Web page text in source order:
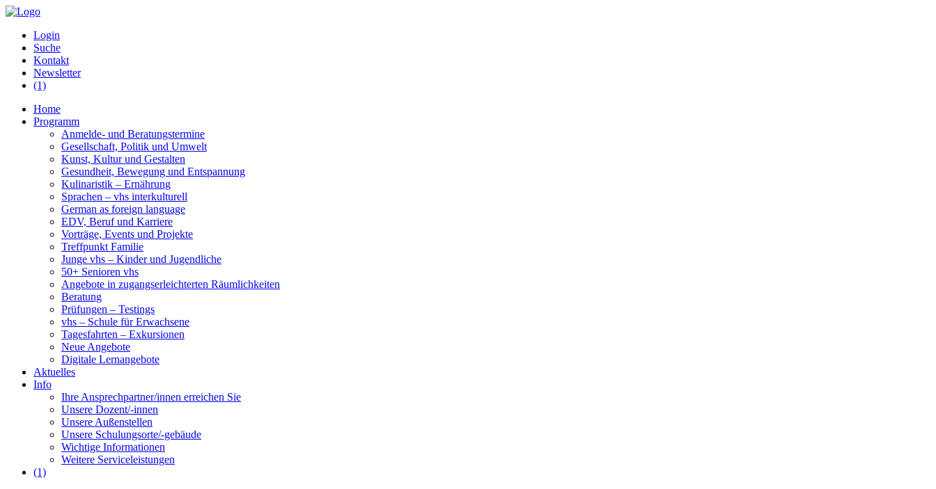
Login
Suche
Kontakt
Newsletter
(1)
Home
Programm
Anmelde- und Beratungstermine
Gesellschaft, Politik und Umwelt
Kunst, Kultur und Gestalten
Gesundheit, Bewegung und Entspannung
Kulinaristik – Ernährung
Sprachen – vhs interkulturell
German as foreign language
EDV, Beruf und Karriere
Vorträge, Events und Projekte
Treffpunkt Familie
Junge vhs – Kinder und Jugendliche
50+ Senioren vhs
Angebote in zugangserleichterten Räumlichkeiten
Beratung
Prüfungen – Testings
vhs – Schule für Erwachsene
Tagesfahrten – Exkursionen
Neue Angebote
Digitale Lernangebote
Aktuelles
Info
Ihre Ansprechpartner/innen erreichen Sie
Unsere Dozent/-innen
Unsere Außenstellen
Unsere Schulungsorte/-gebäude
Wichtige Informationen
Weitere Serviceleistungen
(1)